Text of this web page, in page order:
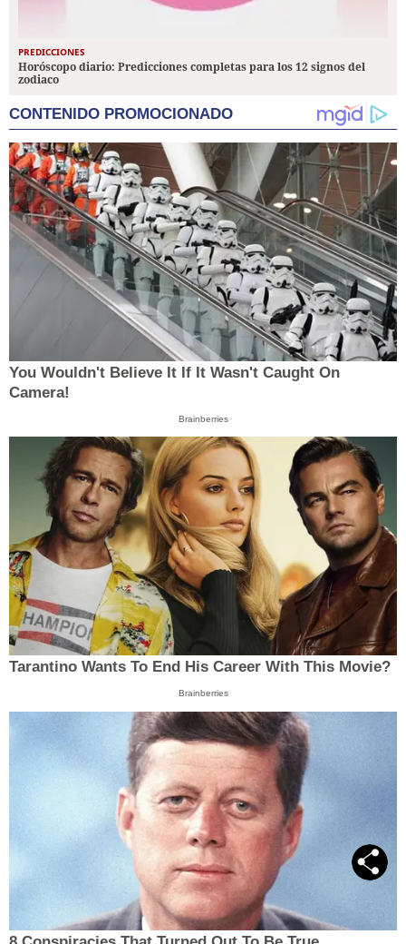
PREDICCIONES
Horóscopo diario: Predicciones completas para los 12 signos del
zodiaco
CONTENIDO PROMOCIONADO
You Wouldn't Believe It If It Wasn't Caught On
Camera!
Brainberries
Tarantino Wants To End His Career With This Movie?
Brainberries